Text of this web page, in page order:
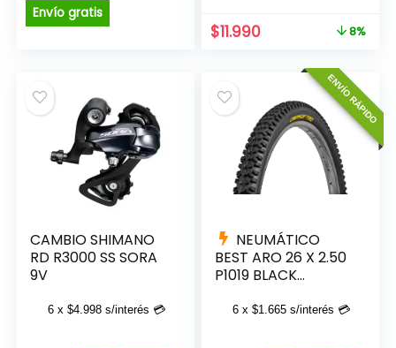
original
era:
es:
Envío gratis
El
$12.990.
$11.990El
actual
$11.990.
8%
CAMBIO SHIMANO
RD R3000 SS SORA
9V
6 x$4.998 s/interés 💳
ENVÍO RÁPIDO
NEUMÁTICO
BEST ARO 26 X 2.50
P1019 BLACK
6 x$1.665 s/interés 💳